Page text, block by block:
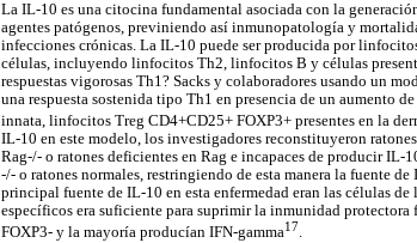
La IL-10 es una citocina fundamental asociada con la
agentes patógenos, previniendo así inmunopatología y
infecciones crónicas. La IL-10 puede ser producida por
células, incluyendo linfocitos Th2, linfocitos B y células
respuestas vigorosas Th1? Sacks y colaboradores usando un
una respuesta sostenida tipo Th1 en presencia de un aumento
innata, linfocitos Treg CD4+CD25+ FOXP3+ presentes en la
IL-10 en este modelo, los investigadores reconstituyeron
Rag-/- o ratones deficientes en Rag e incapaces de producir
-/- o ratones normales, restringiendo de esta manera la fuente
principal fuente de IL-10 en esta enfermedad eran las células
específicos era suficiente para suprimir la inmunidad protectora
FOXP3- y la mayoría producían IFN-gamma17.